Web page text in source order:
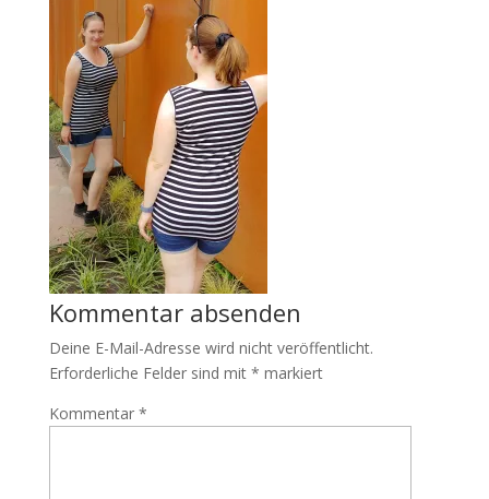
Kommentar absenden
Deine E-Mail-Adresse wird nicht veröffentlicht.
Erforderliche Felder sind mit * markiert
Kommentar *